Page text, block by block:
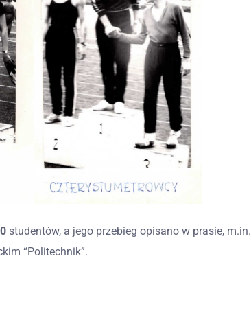
studentów, a jego przebieg opisano w prasie, m.in.
“Politechnik”.